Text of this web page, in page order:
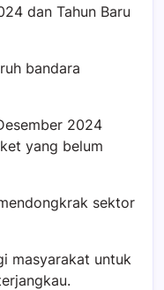
dan Tahun Baru
bandara
2024
yang belum
sektor
masyarakat untuk